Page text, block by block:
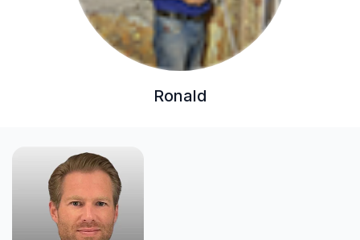
Ronald